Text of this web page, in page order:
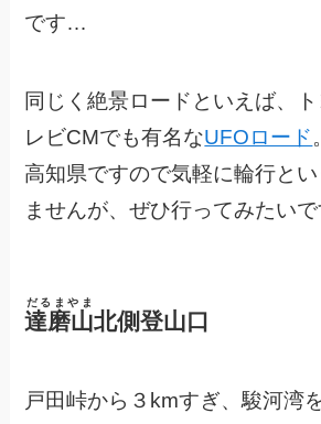
です…
同じく絶景ロードといえば、
レビCMでも有名なUFOロード。
高知県ですので気軽に輪行と
ませんが、ぜひ行ってみたいで
達磨山
だるまやま
北側登山口
戸田峠から３kmすぎ、駿河湾